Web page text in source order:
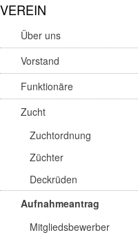
VEREIN
Über uns
Vorstand
Funktionäre
Zucht
Zuchtordnung
Züchter
Deckrüden
Aufnahmeantrag
Mitgliedsbewerber